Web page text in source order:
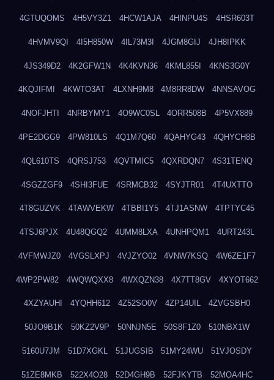
4GTUQOMS 4H5VY3Z1 4HCW1AJA 4HINPU4S 4HSR603T
4HVMV9QI 4I5H850W 4IL73M3I 4JGM8GIJ 4JH8IPKK
4JS349D2 4K2GFW1N 4K4KVN36 4KML855I 4KNS3G0Y
4KQJIFMI 4KWTO3AT 4LXNH9M8 4M8RR8DW 4NNSAVOG
4NOFJHTI 4NRBYMY1 4O9WC0SL 4ORR508B 4P5VX889
4PE2DGG9 4PW810LS 4Q1M7Q60 4QAHYG43 4QHYCH8B
4QL610TS 4QRSJ753 4QVTMIC5 4QXRDQN7 4S31TENQ
4SGZZGF9 4SHI3FUE 4SRMCB32 4SYJTR01 4T4UXTTO
4T8GUZVK 4TAWVEKW 4TBBI1Y5 4TJ1ASNW 4TPTYC45
4TSJ6PJX 4U48QGQ2 4UMM8LXA 4UNHPQM1 4URT243L
4VFMWJZ0 4VGSLXPJ 4VJZYO02 4VNW7KSQ 4W6ZE1F7
4WP2PW82 4WQWQXX8 4WXQZN38 4X7TT8GV 4XYOT662
4XZYAUHI 4YQHH612 4Z52SO0V 4ZP14UIL 4ZVGSBH0
50JO9B1K 50KZ2V9P 50NNJN5E 50S8F1Z0 510NBX1W
5160U7JM 51D7XGKL 51JUGSIB 51MY24WU 51VJOSDY
51ZE8MKB 522X4O28 52D4GH9B 52FJKYTB 52MOA4HC